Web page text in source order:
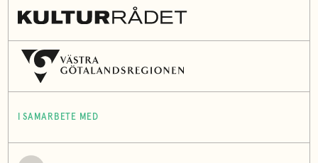
I SAMARBETE MED